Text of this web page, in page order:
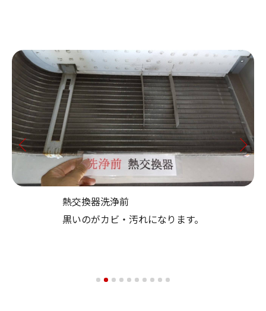
熱交換器洗浄前
黒いのがカビ・汚れになります。